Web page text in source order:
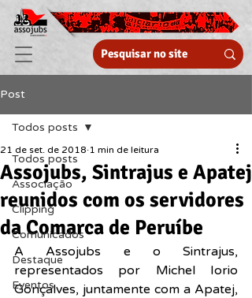
Post
Todos posts
Associação
Clipping
Comunicados
Destaque
Eventos
Todos posts
Assojubs, Sintrajus e Apatej
reunidos com os servidores
da Comarca de Peruíbe
21 de set. de 2018 1 min de leitura
A Assojubs e o Sintrajus,
representados por Michel Iorio
Gonçalves, juntamente com a Apatej,